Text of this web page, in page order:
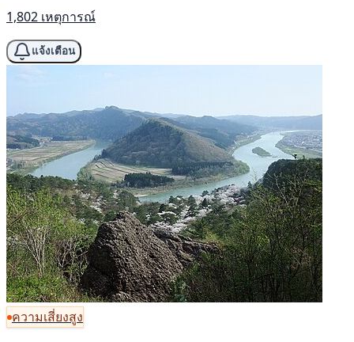
1,802 เหตุการณ์
แจ้งเตือน
ความเสี่ยงสูง